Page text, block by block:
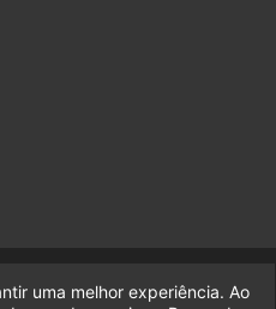
uma empresa da Legado
uma melhor experiência. Ao